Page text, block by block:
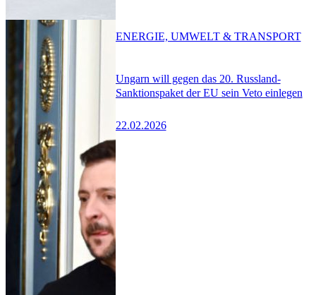
Ungarn will gegen das 20. Russland-
Sanktionspaket der EU sein Veto einlegen
22.02.2026
ENERGIE, UMWELT & TRANSPORT